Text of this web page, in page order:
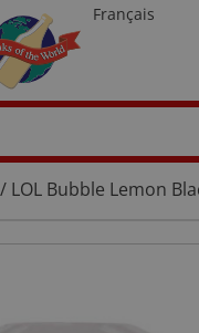
Français
/ LOL Bubble Lemon